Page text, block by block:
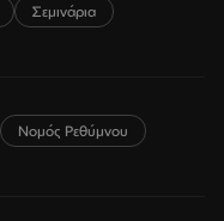
Σεμινάρια
Νομός Ρεθύμνου